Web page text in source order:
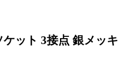
ット 3接点 銀メッキ